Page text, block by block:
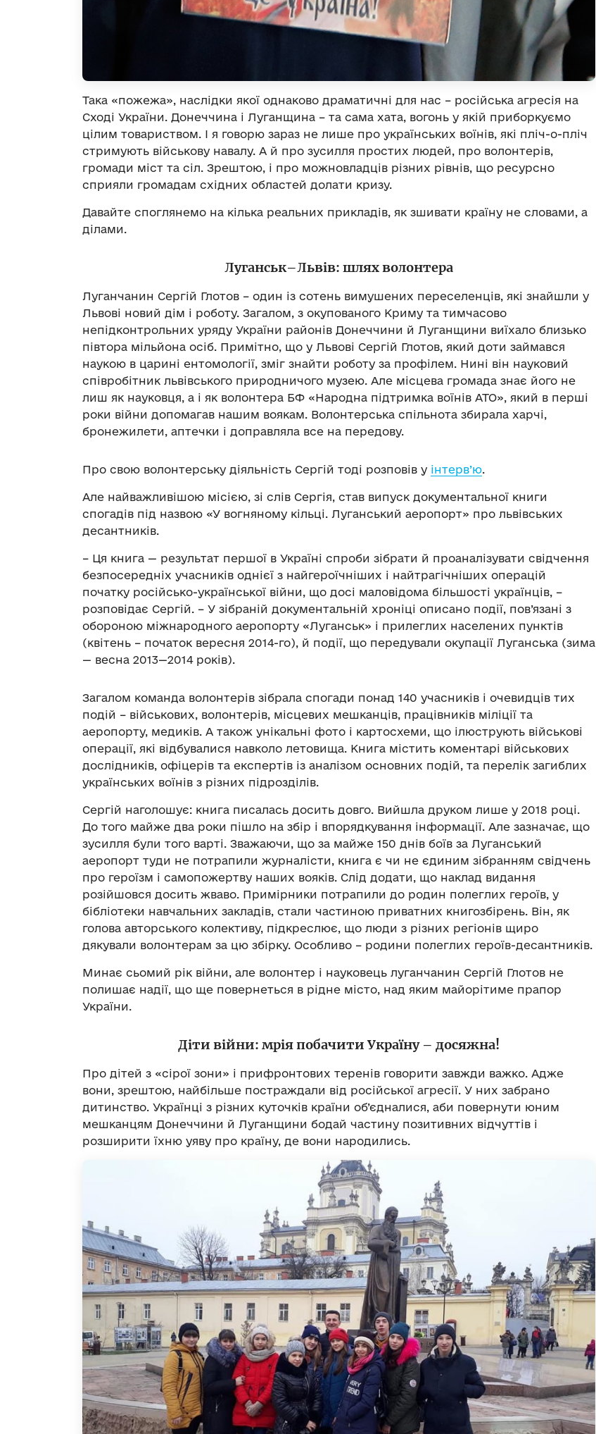
Така «пожежа», наслідки якої однаково драматичні для нас – російська агресія на
Сході України. Донеччина і Луганщина – та сама хата, вогонь у якій приборкуємо
цілим товариством. І я говорю зараз не лише про українських воїнів, які пліч-о-пліч
стримують військову навалу. А й про зусилля простих людей, про волонтерів,
громади міст та сіл. Зрештою, і про можновладців різних рівнів, що ресурсно
сприяли громадам східних областей долати кризу.
Давайте споглянемо на кілька реальних прикладів, як зшивати країну не словами, а
ділами.
Луганськ–Львів: шлях волонтера
Луганчанин Сергій Глотов – один із сотень вимушених переселенців, які знайшли у
Львові новий дім і роботу. Загалом, з окупованого Криму та тимчасово
непідконтрольних уряду України районів Донеччини й Луганщини виїхало близько
півтора мільйона осіб. Примітно, що у Львові Сергій Глотов, який доти займався
наукою в царині ентомології, зміг знайти роботу за профілем. Нині він науковий
співробітник львівського природничого музею. Але місцева громада знає його не
лиш як науковця, а і як волонтера БФ «Народна підтримка воїнів АТО», який в перші
роки війни допомагав нашим воякам. Волонтерська спільнота збирала харчі,
бронежилети, аптечки і доправляла все на передову.
Про свою волонтерську діяльність Сергій тоді розповів у інтерв’ю.
Але найважливішою місією, зі слів Сергія, став випуск документальної книги
спогадів під назвою «У вогняному кільці. Луганський аеропорт» про львівських
десантників.
– Ця книга — результат першої в Україні спроби зібрати й проаналізувати свідчення
безпосередніх учасників однієї з найгероїчніших і найтрагічніших операцій
початку російсько-української війни, що досі маловідома більшості українців, –
розповідає Сергій. – У зібраній документальній хроніці описано події, пов’язані з
обороною міжнародного аеропорту «Луганськ» і прилеглих населених пунктів
(квітень – початок вересня 2014-го), й події, що передували окупації Луганська (зима
— весна 2013—2014 років).
Загалом команда волонтерів зібрала спогади понад 140 учасників і очевидців тих
подій – військових, волонтерів, місцевих мешканців, працівників міліції та
аеропорту, медиків. А також унікальні фото і картосхеми, що ілюструють військові
операції, які відбувалися навколо летовища. Книга містить коментарі військових
дослідників, офіцерів та експертів із аналізом основних подій, та перелік загиблих
українських воїнів з різних підрозділів.
Сергій наголошує: книга писалась досить довго. Вийшла друком лише у 2018 році.
До того майже два роки пішло на збір і впорядкування інформації. Але зазначає, що
зусилля були того варті. Зважаючи, що за майже 150 днів боїв за Луганський
аеропорт туди не потрапили журналісти, книга є чи не єдиним зібранням свідчень
про героїзм і самопожертву наших вояків. Слід додати, що наклад видання
розійшовся досить жваво. Примірники потрапили до родин полеглих героїв, у
бібліотеки навчальних закладів, стали частиною приватних книгозбірень. Він, як
голова авторського колективу, підкреслює, що люди з різних регіонів щиро
дякували волонтерам за цю збірку. Особливо – родини полеглих героїв-десантників.
Минає сьомий рік війни, але волонтер і науковець луганчанин Сергій Глотов не
полишає надії, що ще повернеться в рідне місто, над яким майорітиме прапор
України.
Діти війни: мрія побачити Україну – досяжна!
Про дітей з «сірої зони» і прифронтових теренів говорити завжди важко. Адже
вони, зрештою, найбільше постраждали від російської агресії. У них забрано
дитинство. Українці з різних куточків країни об’єдналися, аби повернути юним
мешканцям Донеччини й Луганщини бодай частину позитивних відчуттів і
розширити їхню уяву про країну, де вони народились.